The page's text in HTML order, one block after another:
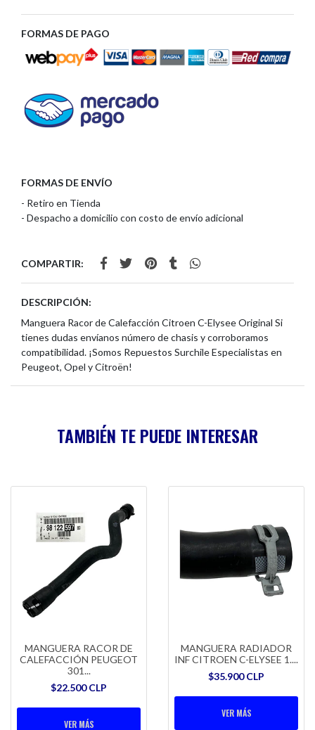
FORMAS DE PAGO
FORMAS DE ENVÍO
- Retiro en Tienda
- Despacho a domicilio con costo de envío adicional
COMPARTIR:
DESCRIPCIÓN:
Manguera Racor de Calefacción Citroen C-Elysee Original Si
tienes dudas envíanos número de chasis y corroboramos
compatibilidad. ¡Somos Repuestos Surchile Especialistas en
Peugeot, Opel y Citroën!
TAMBIÉN TE PUEDE INTERESAR
MANGUERA RACOR DE
CALEFACCIÓN PEUGEOT
301...
$22.500 CLP
VER MÁS
MANGUERA RADIADOR
INF CITROEN C-ELYSEE 1....
$35.900 CLP
VER MÁS